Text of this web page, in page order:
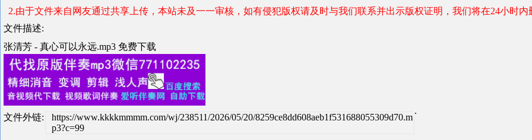
2.由于文件来自网友通过共享上传，本站未及一一审核，如有侵犯版权请及时与我们联系并出示版权证明，我们将在24小时内
文件描述:
张清芳 - 真心可以永远.mp3 免费下载
文件外链:
https://www.kkkkmmmm.com/wj/238511/2026/05/20/8259ce8dd608aeb1f531688055309d70.m
p3?c=99
.